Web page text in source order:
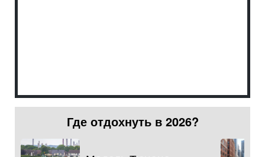
Где отдохнуть в 2026?